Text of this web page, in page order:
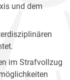
und dem
im Strafvollzug